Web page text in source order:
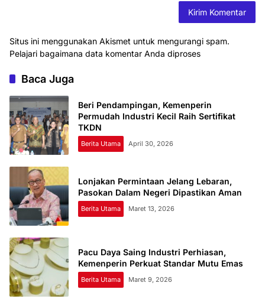
Situs ini menggunakan Akismet untuk mengurangi spam.
Pelajari bagaimana data komentar Anda diproses
Baca Juga
Beri Pendampingan, Kemenperin
Permudah Industri Kecil Raih Sertifikat
TKDN
Berita Utama April 30, 2026
Lonjakan Permintaan Jelang Lebaran,
Pasokan Dalam Negeri Dipastikan Aman
Berita Utama Maret 13, 2026
Pacu Daya Saing Industri Perhiasan,
Kemenperin Perkuat Standar Mutu Emas
Berita Utama Maret 9, 2026